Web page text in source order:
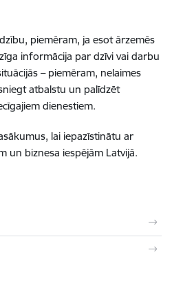
piemēram, ja esot ārzemēs
informācija par dzīvi vai darbu
– piemēram, nelaimes
atbalstu un palīdzēt
dienestiem.
lai iepazīstinātu ar
un biznesa iespējām Latvijā.